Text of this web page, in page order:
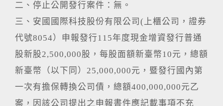
二、停止公開發行案件：無。
三、安國國際科技股份有限公司(上櫃公司，證券
代號8054）申報發行115年度現金增資發行普通
股新股2,500,000股，每股面額新臺幣10元，總額
新臺幣（以下同）25,000,000元，暨發行國內第
一次有擔保轉換公司債，總額400,000,000元乙
案，因該公司提出之申報書件應記載事項不充